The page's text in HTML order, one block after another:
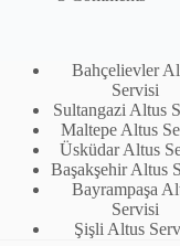
Bahçelievler
Servisi
Sultangazi Altus
Maltepe Altus
Üsküdar Altus
Başakşehir Altus
Bayrampaşa
Servisi
Şişli Altus